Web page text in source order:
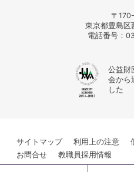
〒
東京都豊島
電話番号：
公益財
会から
した
サイトマップ 利用上の注意
お問合せ
教職員採用情報